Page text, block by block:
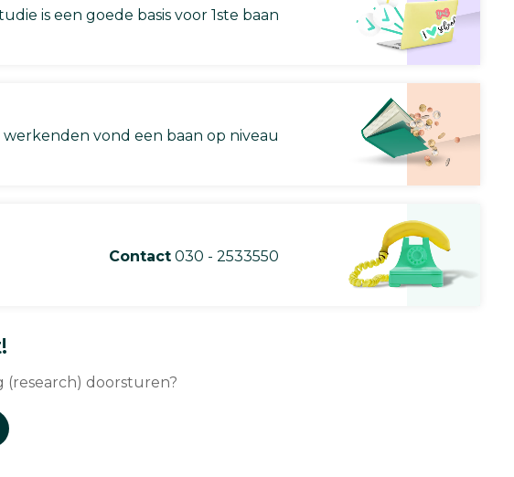
is een goede basis voor 1ste baan
werkenden vond een baan op niveau
Contact 030 - 2533550
(research) doorsturen?